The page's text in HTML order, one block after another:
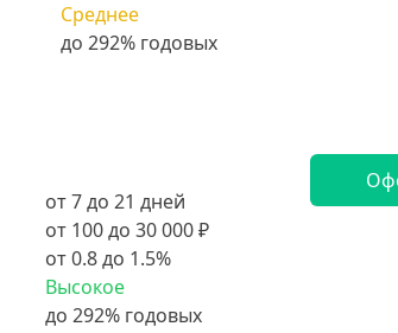
Среднее
от 7 до 21 дней
от 100 до 30 000 ₽
от 0.8 до 1.5%
Высокое